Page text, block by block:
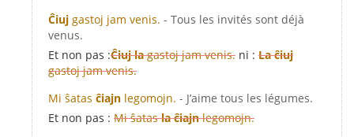
Ĉiuj gastoj jam venis. - Tous les invités sont déjà
venus.
Et non pas :Ĉiuj lagastoj jam venis. ni : La ĉiuj
gastoj jam venis.
Mi ŝatas ĉiajn legomojn. - J’aime tous les légumes.
Et non pas : Mi ŝatasla ĉiajnlegomojn.